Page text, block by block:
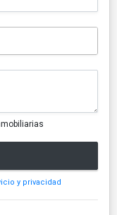
y privacidad